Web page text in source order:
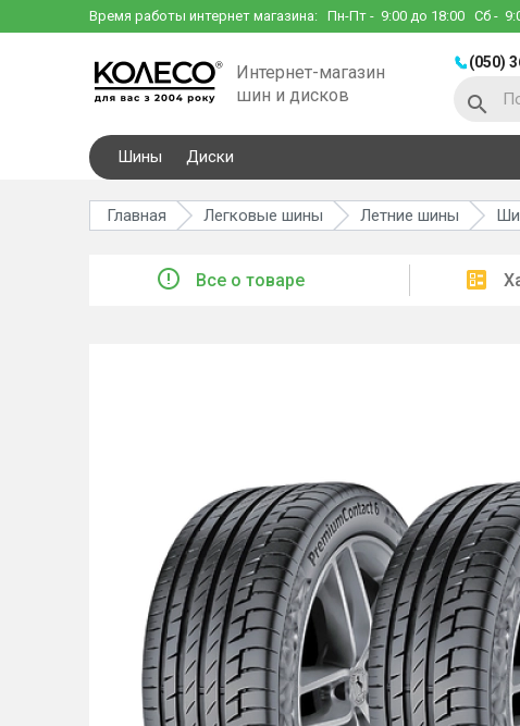
Время работы интернет магазина: Пн-Пт - 9:00 до 18:00 Сб -
Интернет-магазин
шин и дисков
(050)
Шины Диски
Главная Легковые шины Летние шины
Все о товаре